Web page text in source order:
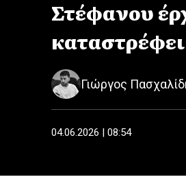
Στέφανου
Γιώργος
04.06.2026 | 08:54